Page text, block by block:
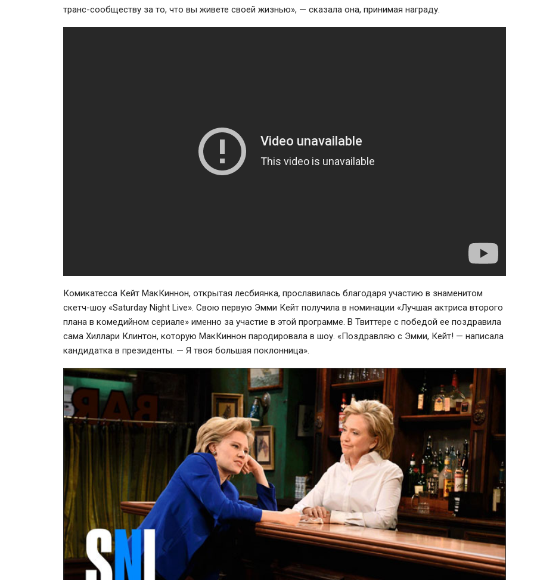
транс-сообществу за то, что вы живете своей жизнью», — сказала она, принимая награду.
Комикатесса Кейт МакКиннон, открытая лесбиянка, прославилась благодаря участию в знаменитом
скетч-шоу «Saturday Night Live». Свою первую Эмми Кейт получила в номинации «Лучшая актриса второго
плана в комедийном сериале» именно за участие в этой программе. В Твиттере с победой ее поздравила
сама Хиллари Клинтон, которую МакКиннон пародировала в шоу. «Поздравляю с Эмми, Кейт! — написала
кандидатка в президенты. — Я твоя большая поклонница».